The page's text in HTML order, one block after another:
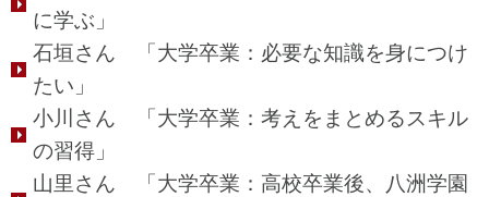
に学ぶ」
石垣さん 「大学卒業：必要な知識を身につけ
たい」
小川さん 「大学卒業：考えをまとめるスキル
の習得」
山里さん 「大学卒業：高校卒業後、八洲学園